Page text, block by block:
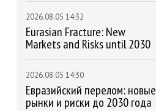
2026.08.05 14:32
Eurasian Fracture: New
Markets and Risks until 2030
2026.08.05 14:30
Евразийский перелом: новые
рынки и риски до 2030 года